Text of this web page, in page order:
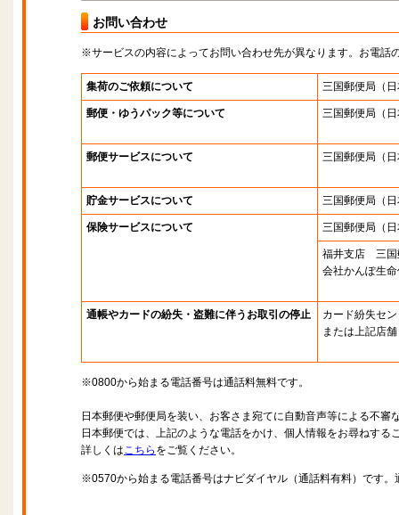
お問い合わせ
※サービスの内容によってお問い合わせ先が異なります。お電話
集荷のご依頼について 三国郵便局 （
郵便・ゆうパック等について 三国郵便局 （
郵便サービスについて 三国郵便局 （
貯金サービスについて 三国郵便局 （
保険サービスについて 三国郵便局 （
福井支店 三国
会社かんぽ生
通帳やカードの紛失・盗難に伴うお取引の停止
カード紛失セ
または上記店舗
※0800から始まる電話番号は通話料無料です。
日本郵便や郵便局を装い、お客さま宛てに自動音声等による不審
日本郵便では、上記のような電話をかけ、個人情報をお尋ねする
詳しくはこちら をご覧ください。
※0570から始まる電話番号はナビダイヤル（通話料有料）です